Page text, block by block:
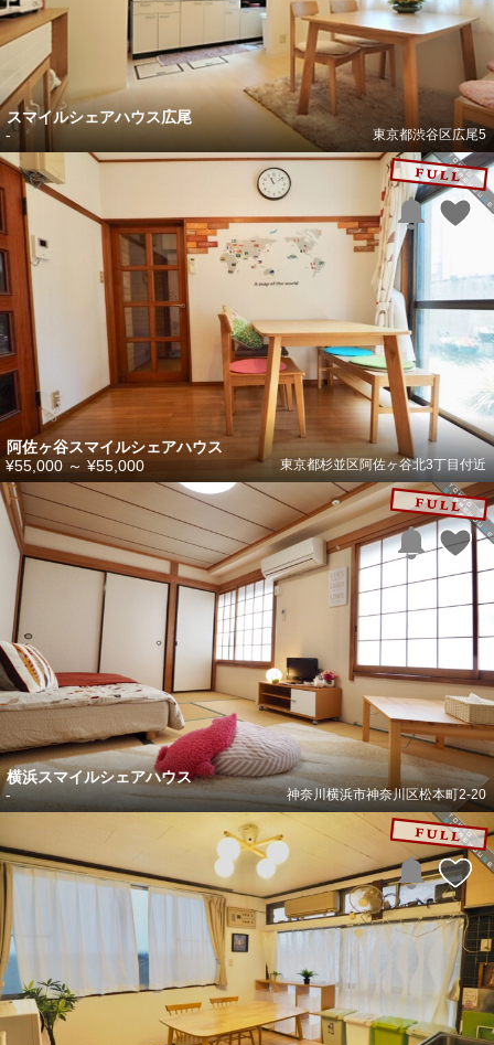
スマイルシェアハウス広尾
東京都渋谷区広尾5
-
阿佐ヶ谷スマイルシェアハウス
東京都杉並区阿佐ヶ谷北3丁目付近
¥55,000 ～ ¥55,000
横浜スマイルシェアハウス
神奈川横浜市神奈川区松本町2-20
-